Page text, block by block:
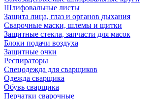
Шлифовальные листы
Защита лица, глаз и органов дыхания
Сварочные маски, шлемы и щитки
Защитные стекла, запчасти для масок
Блоки подачи воздуха
Защитные очки
Респираторы
Спецодежда для сварщиков
Одежда сварщика
Обувь сварщика
Перчатки сварочные